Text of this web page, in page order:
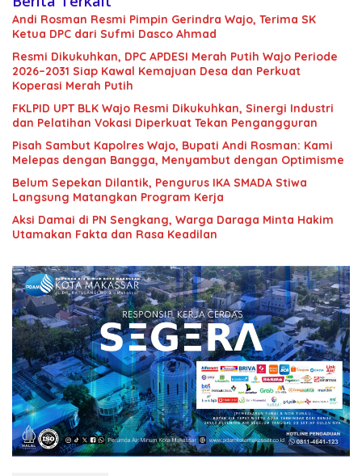
Andi Rosman Resmi Pimpin Gerindra Wajo, Terima SK
Ketua DPC dari Sufmi Dasco Ahmad
Resmi Dikukuhkan, DPC APDESI Merah Putih Wajo Periode
2026–2031 Siap Kawal Kemajuan Desa dan Perkuat
Koperasi Merah Putih
FKLPID UPT BLK Wajo Resmi Dikukuhkan, Sinergi Industri
dan Pelatihan Vokasi Diperkuat Tekan Pengangguran
Pisah Sambut Kapolres Wajo, Bupati Andi Rosman: Kami
Melepas dengan Bangga, Menyambut dengan Optimisme
Belum Sepekan Dilantik, Pengurus IKA SMADA Stiwa
Langsung Matangkan Program Kerja
Aksi Damai di PN Sengkang, Warga Daraga Minta Hakim
Utamakan Fakta dan Rasa Keadilan